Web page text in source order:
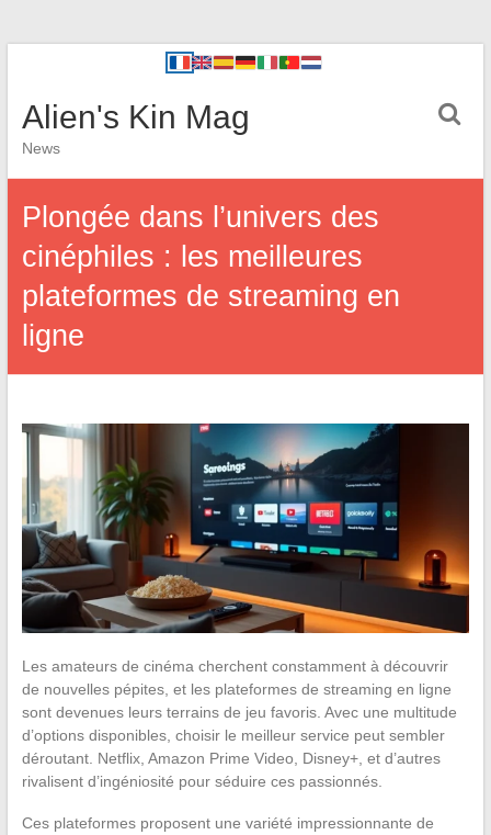
Alien's Kin Mag
News
Plongée dans l’univers des
cinéphiles : les meilleures
plateformes de streaming en
ligne
Les amateurs de cinéma cherchent constamment à découvrir
de nouvelles pépites, et les plateformes de streaming en ligne
sont devenues leurs terrains de jeu favoris. Avec une multitude
d’options disponibles, choisir le meilleur service peut sembler
déroutant. Netflix, Amazon Prime Video, Disney+, et d’autres
rivalisent d’ingéniosité pour séduire ces passionnés.
Ces plateformes proposent une variété impressionnante de